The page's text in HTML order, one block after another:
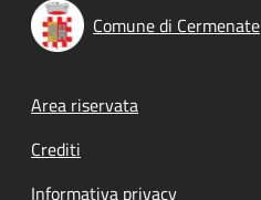
Comune di Cermenate
Footer menu
Area riservata
Crediti
Informativa privacy